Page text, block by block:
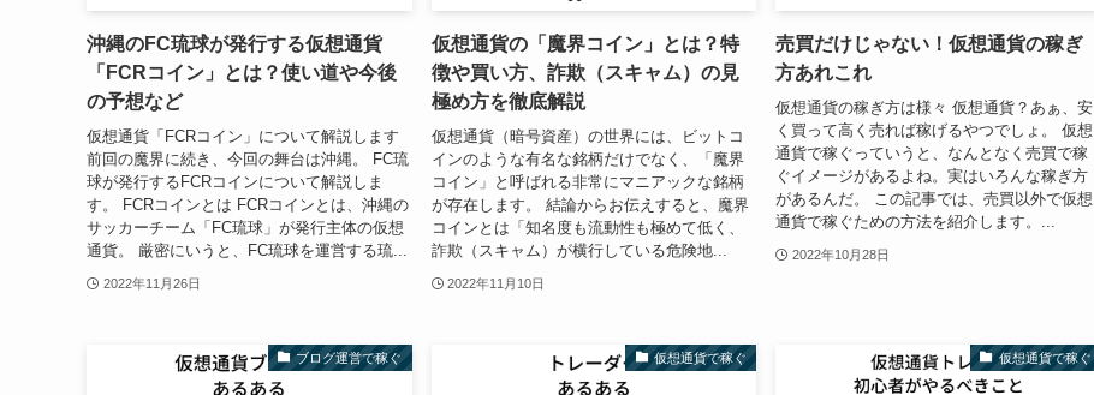
沖縄のFC琉球が発行する仮想通貨
「FCRコイン」とは？使い道や今後
の予想など
仮想通貨「FCRコイン」について解説します
前回の魔界に続き、今回の舞台は沖縄。 FC琉
球が発行するFCRコインについて解説しま
す。 FCRコインとは FCRコインとは、沖縄の
サッカーチーム「FC琉球」が発行主体の仮想
通貨。 厳密にいうと、FC琉球を運営する琉...
2022年11月26日
仮想通貨の「魔界コイン」とは？特
徴や買い方、詐欺（スキャム）の見
極め方を徹底解説
仮想通貨（暗号資産）の世界には、ビットコ
インのような有名な銘柄だけでなく、「魔界
コイン」と呼ばれる非常にマニアックな銘柄
が存在します。 結論からお伝えすると、魔界
コインとは「知名度も流動性も極めて低く、
詐欺（スキャム）が横行している危険地...
2022年11月10日
売買だけじゃない！仮想通貨の稼ぎ
方あれこれ
仮想通貨の稼ぎ方は様々 仮想通貨？あぁ、安
く買って高く売れば稼げるやつでしょ。 仮想
通貨で稼ぐっていうと、なんとなく売買で稼
ぐイメージがあるよね。実はいろんな稼ぎ方
があるんだ。 この記事では、売買以外で仮想
通貨で稼ぐための方法を紹介します。...
2022年10月28日
ブログ運営で稼ぐ 仮想通貨で稼ぐ 仮想通貨で稼ぐ